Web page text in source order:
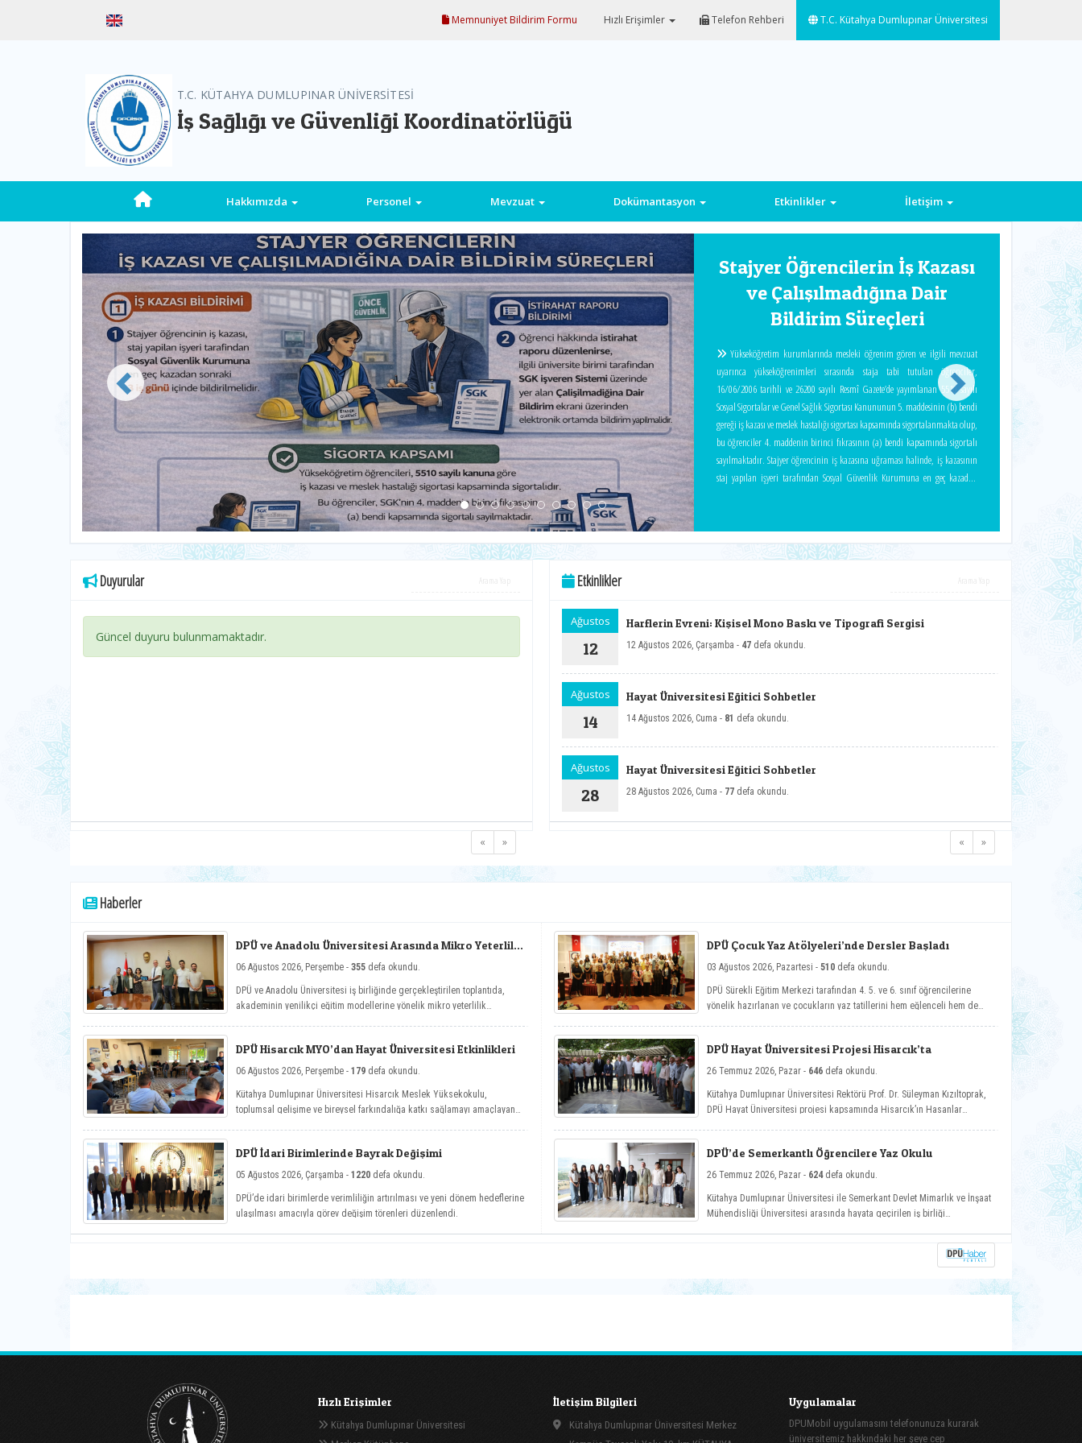
Memnuniyet Bildirim Formu Hızlı Erişimler Telefon Rehberi T.C. Kütahya Dumlupınar Üniversitesi
T.C. KÜTAHYA DUMLUPINAR ÜNİVERSİTESİ
İş Sağlığı ve Güvenliği Koordinatörlüğü
Hakkımızda Personel Mevzuat Dokümantasyon Etkinlikler İletişim
Stajyer Öğrencilerin İş Kazası
ve Çalışılmadığına Dair
Bildirim Süreçleri
Yükseköğretim kurumlarında mesleki öğrenim gören ve ilgili mevzuat
uyarınca yükseköğrenimleri sırasında staja tabi tutulan öğrenciler,
16/06/2006 tarihli ve 26200 sayılı Resmî Gazete’de yayımlanan 5510 sayılı
Sosyal Sigortalar ve Genel Sağlık Sigortası Kanununun 5. maddesinin (b) bendi
gereği iş kazası ve meslek hastalığı sigortası kapsamında sigortalanmakta olup,
bu öğrenciler 4. maddenin birinci fıkrasının (a) bendi kapsamında sigortalı
sayılmaktadır. Stajyer öğrencinin iş kazasına uğraması halinde, iş kazasının
staj yapılan işyeri tarafından Sosyal Güvenlik Kurumuna en geç kazadan
İşveren Sistemi üzerinde yer alan Çalışılmadığına Dair Bildirim Girişi ekranı
üzerinden elektronik ortamda bildirim yapılması gerekir. Bu bildirim, hak
asgari ücretin onda biri, hiç yapılmaması halinde ise sigortalı başına aylık
asgari ücretin yarısı tutarında idari para cezası uygulanır.
Previous Next
Duyurular
Güncel duyuru bulunmamaktadır.
« »
Etkinlikler
Ağustos
12
Harflerin Evreni: Kişisel Mono Baskı ve Tipografi Sergisi
12 Ağustos 2026, Çarşamba - 47 defa okundu.
Ağustos
14
Hayat Üniversitesi Eğitici Sohbetler
14 Ağustos 2026, Cuma - 81 defa okundu.
Ağustos
28
Hayat Üniversitesi Eğitici Sohbetler
28 Ağustos 2026, Cuma - 77 defa okundu.
« »
Haberler
DPÜ ve Anadolu Üniversitesi Arasında Mikro Yeterlilik
06 Ağustos 2026, Perşembe - 355 defa okundu.
DPÜ ve Anadolu Üniversitesi iş birliğinde gerçekleştirilen toplantıda,
akademinin yenilikçi eğitim modellerine yönelik mikro yeterlilik
DPÜ Hisarcık MYO’dan Hayat Üniversitesi Etkinlikleri
06 Ağustos 2026, Perşembe - 179 defa okundu.
Kütahya Dumlupınar Üniversitesi Hisarcık Meslek Yüksekokulu,
toplumsal gelişime ve bireysel farkındalığa katkı sağlamayı amaçlayan
DPÜ İdari Birimlerinde Bayrak Değişimi
05 Ağustos 2026, Çarşamba - 1220 defa okundu.
DPÜ’de idari birimlerde verimliliğin artırılması ve yeni dönem hedeflerine
ulaşılması amacıyla görev değişim törenleri düzenlendi.
DPÜ Çocuk Yaz Atölyeleri’nde Dersler Başladı
03 Ağustos 2026, Pazartesi - 510 defa okundu.
DPÜ Sürekli Eğitim Merkezi tarafından 4. 5. ve 6. sınıf öğrencilerine
yönelik hazırlanan ve çocukların yaz tatillerini hem eğlenceli hem de
DPÜ Hayat Üniversitesi Projesi Hisarcık’ta
26 Temmuz 2026, Pazar - 646 defa okundu.
Kütahya Dumlupınar Üniversitesi Rektörü Prof. Dr. Süleyman Kızıltoprak,
DPÜ Hayat Üniversitesi projesi kapsamında Hisarcık’ın Hasanlar
DPÜ’de Semerkantlı Öğrencilere Yaz Okulu
26 Temmuz 2026, Pazar - 624defa okundu.
Kütahya Dumlupınar Üniversitesi ile Semerkant Devlet Mimarlık ve İnşaat
Mühendisliği Üniversitesi arasında hayata geçirilen iş birliği
Hızlı Erişimler
Kütahya Dumlupınar Üniversitesi
İletişim Bilgileri
Kütahya Dumlupınar Üniversitesi Merkez
Uygulamalar
DPUMobil uygulamasını telefonunuza kurarak
üniversitemiz hakkındaki her şeye cep